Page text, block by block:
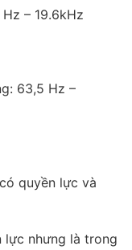
– 19.6kHz
63,5 Hz –
quyền lực và
lực nhưng là trong